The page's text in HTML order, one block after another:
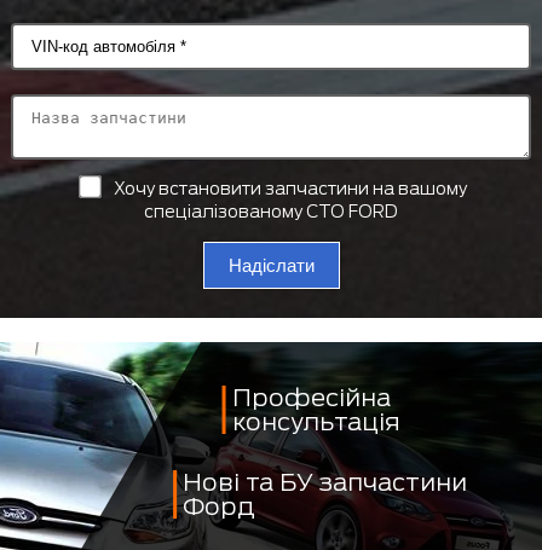
Хочу встановити запчастини на вашому
спеціалізованому СТО FORD
Надіслати
Професійна
консультація
Нові та БУ запчастини
Форд